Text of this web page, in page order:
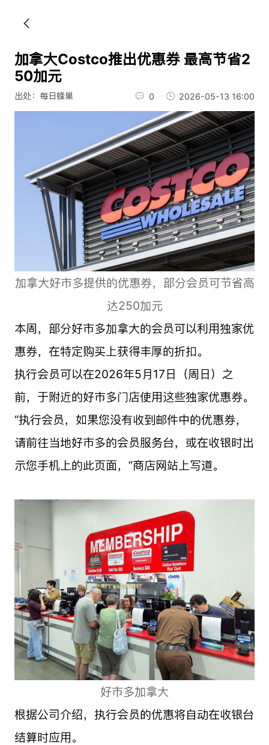
加拿大Costco推出优惠券 最高节省2
50加元
出处：每日蜂巢 0 2026-05-13 16:00
加拿大好市多提供的优惠券，部分会员可节省高
达250加元
本周，部分好市多加拿大的会员可以利用独家优
惠券，在特定购买上获得丰厚的折扣。
执行会员可以在2026年5月17日（周日）之
前，于附近的好市多门店使用这些独家优惠券。
“执行会员，如果您没有收到邮件中的优惠券，
请前往当地好市多的会员服务台，或在收银时出
示您手机上的此页面，”商店网站上写道。
好市多加拿大
根据公司介绍，执行会员的优惠将自动在收银台
结算时应用。